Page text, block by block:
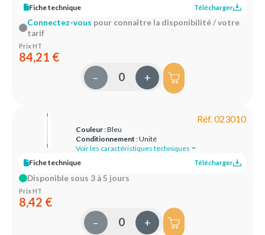
Fiche technique
Télécharger
Connectez-vous pour connaître la disponibilité / votre
tarif
Prix HT
84,21 €
– +
Réf. 023010
Couleur: Bleu
Conditionnement : Unité
Voir les caractéristiques techniques
Fiche technique
Télécharger
Disponible sous 3 à 5 jours
Prix HT
8,42 €
– +